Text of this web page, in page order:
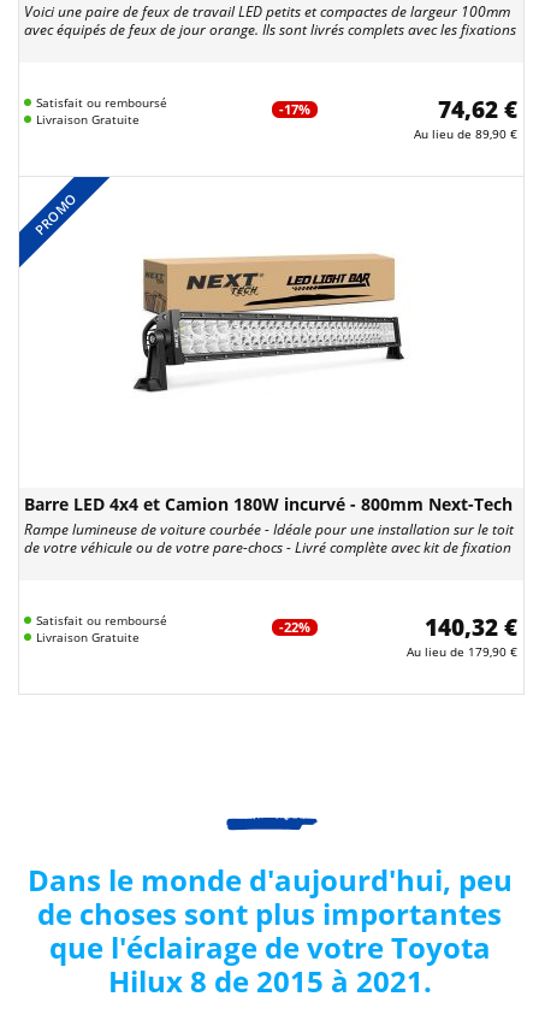
Voici une paire de feux de travail LED petits et compactes de largeur 100mm
avec équipés de feux de jour orange. Ils sont livrés complets avec les fixations
Satisfait ou remboursé
Livraison Gratuite
-17% 74,62 €
Au lieu de 89,90 €
PROMO
Barre LED 4x4 et Camion 180W incurvé - 800mm Next-Tech
Rampe lumineuse de voiture courbée - Idéale pour une installation sur le toit
de votre véhicule ou de votre pare-chocs - Livré complète avec kit de fixation
Satisfait ou remboursé
Livraison Gratuite
-22% 140,32 €
Au lieu de 179,90 €
Dans le monde d'aujourd'hui, peu
de choses sont plus importantes
que l'éclairage de votreToyota
Hilux 8 de 2015 à 2021.